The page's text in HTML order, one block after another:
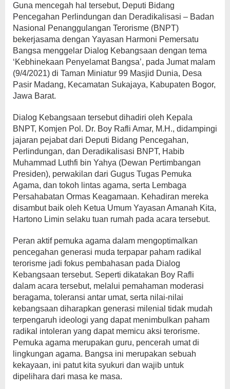
Guna mencegah hal tersebut, Deputi Bidang
Pencegahan Perlindungan dan Deradikalisasi – Badan
Nasional Penanggulangan Terorisme (BNPT)
bekerjasama dengan Yayasan Harmoni Pemersatu
Bangsa menggelar Dialog Kebangsaan dengan tema
‘Kebhinekaan Penyelamat Bangsa’, pada Jumat malam
(9/4/2021) di Taman Miniatur 99 Masjid Dunia, Desa
Pasir Madang, Kecamatan Sukajaya, Kabupaten Bogor,
Jawa Barat.
Dialog Kebangsaan tersebut dihadiri oleh Kepala
BNPT, Komjen Pol. Dr. Boy Rafli Amar, M.H., didampingi
jajaran pejabat dari Deputi Bidang Pencegahan,
Perlindungan, dan Deradikalisasi BNPT, Habib
Muhammad Luthfi bin Yahya (Dewan Pertimbangan
Presiden), perwakilan dari Gugus Tugas Pemuka
Agama, dan tokoh lintas agama, serta Lembaga
Persahabatan Ormas Keagamaan. Kehadiran mereka
disambut baik oleh Ketua Umum Yayasan Amanah Kita,
Hartono Limin selaku tuan rumah pada acara tersebut.
Peran aktif pemuka agama dalam mengoptimalkan
pencegahan generasi muda terpapar paham radikal
terorisme jadi fokus pembahasan pada Dialog
Kebangsaan tersebut. Seperti dikatakan Boy Rafli
dalam acara tersebut, melalui pemahaman moderasi
beragama, toleransi antar umat, serta nilai-nilai
kebangsaan diharapkan generasi milenial tidak mudah
terpengaruh ideologi yang dapat menimbulkan paham
radikal intoleran yang dapat memicu aksi terorisme.
Pemuka agama merupakan guru, pencerah umat di
lingkungan agama. Bangsa ini merupakan sebuah
kekayaan, ini patut kita syukuri dan wajib untuk
dipelihara dari masa ke masa.